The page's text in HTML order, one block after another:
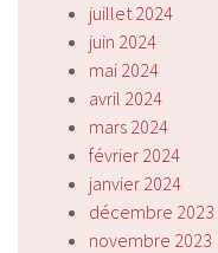
juillet 2024
juin 2024
mai 2024
avril 2024
mars 2024
février 2024
janvier 2024
décembre 2023
novembre 2023